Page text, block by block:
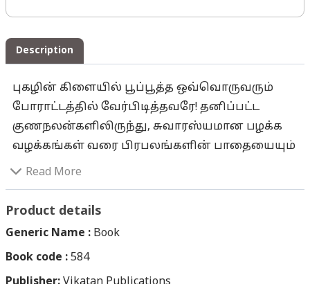
Description
புகழின் கிளையில் பூப்பூத்த ஒவ்வொருவரும்
போராட்டத்தில் வேர்பிடித்தவரே! தனிப்பட்ட
குணநலன்களிலிருந்து, சுவாரஸ்யமான பழக்க
வழக்கங்கள் வரை பிரபலங்களின் பாதையையும்
பயணத்தையும் கூர்ந்து கவனித்தாலே
விகடனில் தொடர்ந்து வெளியான, 60
பெரியார் முதல் சோனியா வரை... ரஜினி முதல்
Read More
Product details
Generic Name : Book
Book code : 584